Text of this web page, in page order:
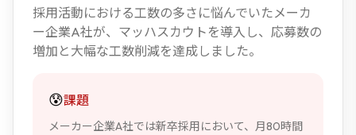
採用活動における工数の多さに悩んでいたメーカ
ー企業A社が、マッハスカウトを導入し、応募数の
増加と大幅な工数削減を達成しました。
😰課題
メーカー企業A社では新卒採用において、月80時間